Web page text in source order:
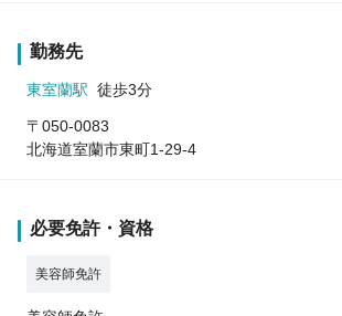
勤務先
東室蘭駅 徒歩3分
〒050-0083
北海道室蘭市東町1-29-4
必要免許・資格
美容師免許